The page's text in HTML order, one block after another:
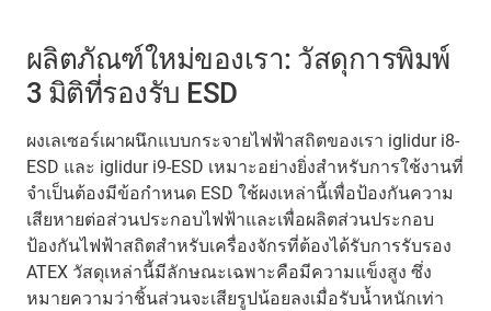
ผลิตภัณฑ์ใหม่ของเรา: วัสดุการพิมพ์
3 มิติที่รองรับ ESD
ผงเลเซอร์เผาผนึกแบบกระจายไฟฟ้าสถิตของเรา iglidur i8-
ESD และ iglidur i9-ESD เหมาะอย่างยิ่งสำหรับการใช้งานที่
จำเป็นต้องมีข้อกำหนด ESD ใช้ผงเหล่านี้เพื่อป้องกันความ
เสียหายต่อส่วนประกอบไฟฟ้าและเพื่อผลิตส่วนประกอบ
ป้องกันไฟฟ้าสถิตสำหรับเครื่องจักรที่ต้องได้รับการรับรอง
ATEX วัสดุเหล่านี้มีลักษณะเฉพาะคือมีความแข็งสูง ซึ่ง
หมายความว่าชิ้นส่วนจะเสียรูปน้อยลงเมื่อรับน้ำหนักเท่า